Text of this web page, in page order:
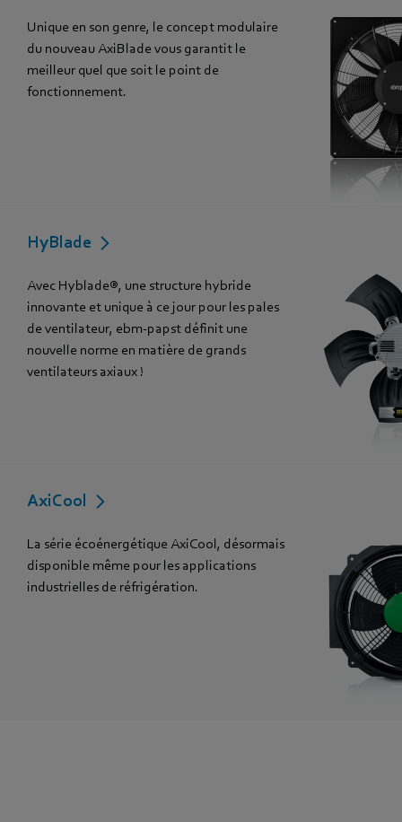
Unique en son genre, le concept modulaire
du nouveau AxiBlade vous garantit le
meilleur quel que soit le point de
fonctionnement.
HyBlade
Avec Hyblade®, une structure hybride
innovante et unique à ce jour pour les pales
de ventilateur, ebm-papst définit une
nouvelle norme en matière de grands
ventilateurs axiaux !
AxiCool
La série écoénergétique AxiCool, désormais
disponible même pour les applications
industrielles de réfrigération.